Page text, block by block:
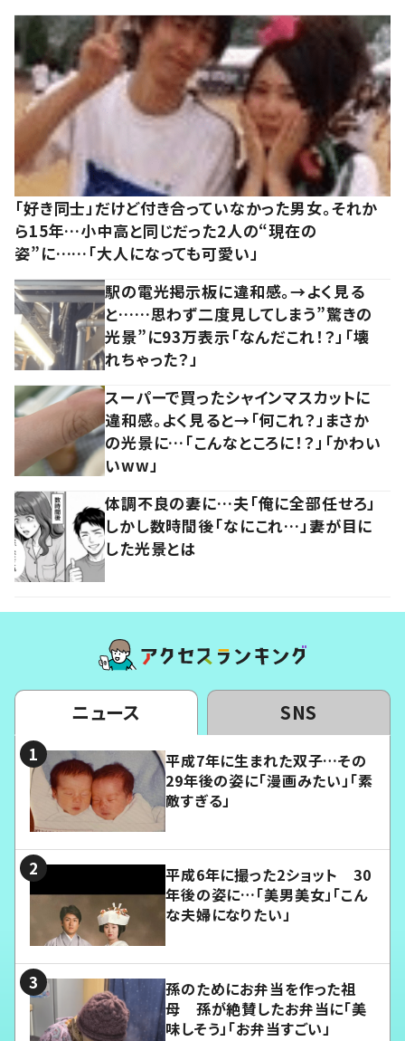
「好き同士」だけど付き合っていなかった男女。それか
ら15年…小中高と同じだった2人の“現在の
姿”に……「大人になっても可愛い」
駅の電光掲示板に違和感。→よく見る
と……思わず二度見してしまう”驚きの
光景”に93万表示「なんだこれ！？」「壊
れちゃった？」
スーパーで買ったシャインマスカットに
違和感。よく見ると→「何これ？」まさか
の光景に…「こんなところに！？」「かわい
いww」
体調不良の妻に…夫「俺に全部任せろ」
しかし数時間後「なにこれ…」妻が目に
した光景とは
ニュース SNS
平成7年に生まれた双子…その
29年後の姿に「漫画みたい」「素
敵すぎる」
平成6年に撮った2ショット 30
年後の姿に…「美男美女」「こん
な夫婦になりたい」
孫のためにお弁当を作った祖
母 孫が絶賛したお弁当に「美
味しそう」「お弁当すごい」